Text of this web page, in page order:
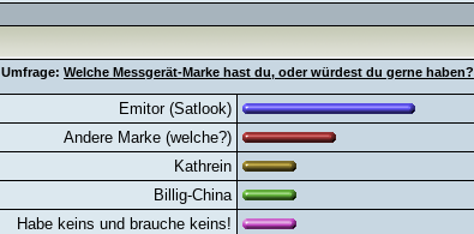
Umfrage: Welche Messgerät-Marke hast du, oder würdest du gerne haben?
Emitor (Satlook)
Andere Marke (welche?)
Kathrein
Billig-China
Habe keins und brauche keins!